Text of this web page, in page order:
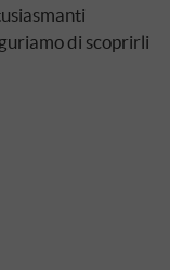
di scoprirli